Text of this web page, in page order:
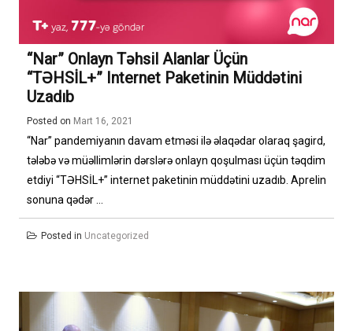
“Nar” Onlayn Təhsil Alanlar Üçün
“TƏHSİL+” Internet Paketinin Müddətini
Uzadıb
Posted on Mart 16, 2021
“Nar” pandemiyanın davam etməsi ilə əlaqədar olaraq şagird,
tələbə və müəllimlərin dərslərə onlayn qoşulması üçün təqdim
etdiyi “TƏHSİL+” internet paketinin müddətini uzadıb. Aprelin
sonuna qədər ...
Posted in Uncategorized